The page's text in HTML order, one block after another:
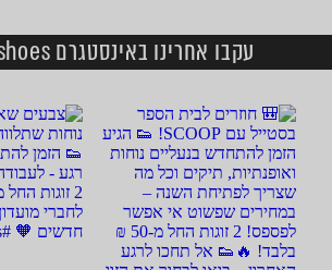
עקבו אחרינו באינסטגרם scoopshoes@